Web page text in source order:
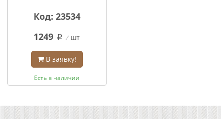
Код: 23534
1249 q шт
В заявку!
Есть в наличии